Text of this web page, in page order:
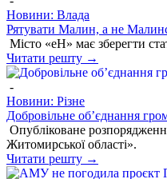
Новини: Влада
Рятувати Малин, а не
Місто «еН» має зберегти
Читати решту →
-
Новини: Різне
Добровільне об’єднання
Опубліковане
Житомирської області».
Читати решту →